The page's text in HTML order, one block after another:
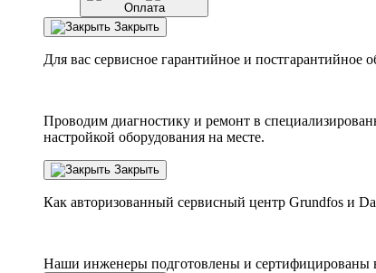
Оплата
Закрыть
Для вас сервисное гарантийное и постгарантийное
Проводим диагностику и ремонт в
настройкой оборудования на месте.
Закрыть
Как авторизованный сервисный центр Grundfos и
Наши инженеры подготовлены и сертифицированы